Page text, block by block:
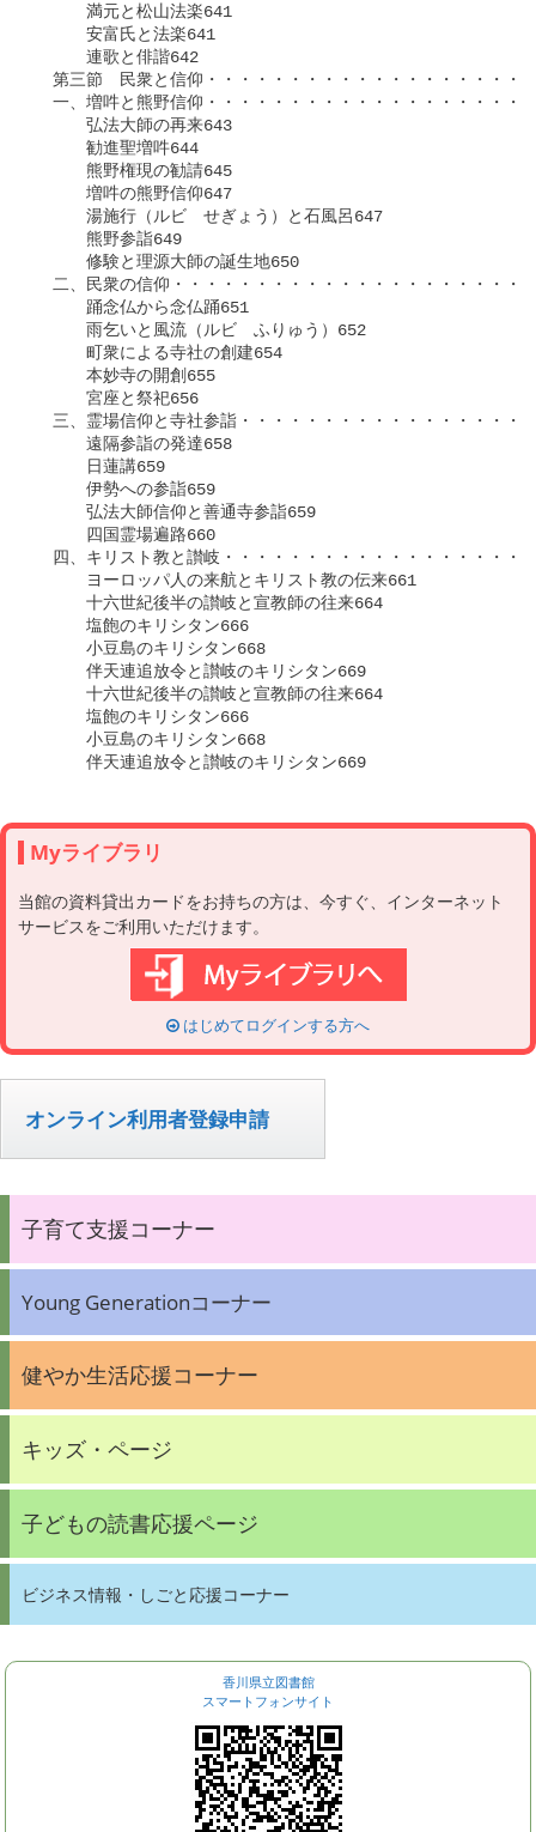
満元と松山法楽641
安富氏と法楽641
連歌と俳諧642
第三節　民衆と信仰・・・・・・・・・・・・・・・・・・・
一、増吽と熊野信仰・・・・・・・・・・・・・・・・・・・
弘法大師の再来643
勧進聖増吽644
熊野権現の勧請645
増吽の熊野信仰647
湯施行（ルビ　せぎょう）と石風呂647
熊野参詣649
修験と理源大師の誕生地650
二、民衆の信仰・・・・・・・・・・・・・・・・・・・・・
踊念仏から念仏踊651
雨乞いと風流（ルビ　ふりゅう）652
町衆による寺社の創建654
本妙寺の開創655
宮座と祭祀656
三、霊場信仰と寺社参詣・・・・・・・・・・・・・・・・・
遠隔参詣の発達658
日蓮講659
伊勢への参詣659
弘法大師信仰と善通寺参詣659
四国霊場遍路660
四、キリスト教と讃岐・・・・・・・・・・・・・・・・・・
ヨーロッパ人の来航とキリスト教の伝来661
十六世紀後半の讃岐と宣教師の往来664
塩飽のキリシタン666
小豆島のキリシタン668
伴天連追放令と讃岐のキリシタン669
十六世紀後半の讃岐と宣教師の往来664
塩飽のキリシタン666
小豆島のキリシタン668
Myライブラリ
当館の資料貸出カードをお持ちの方は、今すぐ、インターネット
サービスをご利用いただけます。
はじめてログインする方へ
オンライン利用者登録申請
子育て支援コーナー
Young Generationコーナー
健やか生活応援コーナー
キッズ・ページ
子どもの読書応援ページ
ビジネス情報・しごと応援コーナー
香川県立図書館
スマートフォンサイト